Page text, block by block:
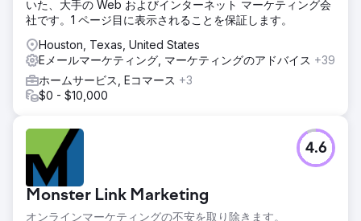
いた、大手の Web およびインターネット マーケティング会
社です。1 ページ目に表示されることを保証します。
Houston, Texas, United States
Eメールマーケティング, マーケティングのアドバイス +39
ホームサービス, Eコマース +3
$0 - $10,000
Monster Link Marketing
オンラインマーケティングの不安を取り除きます。
4.6